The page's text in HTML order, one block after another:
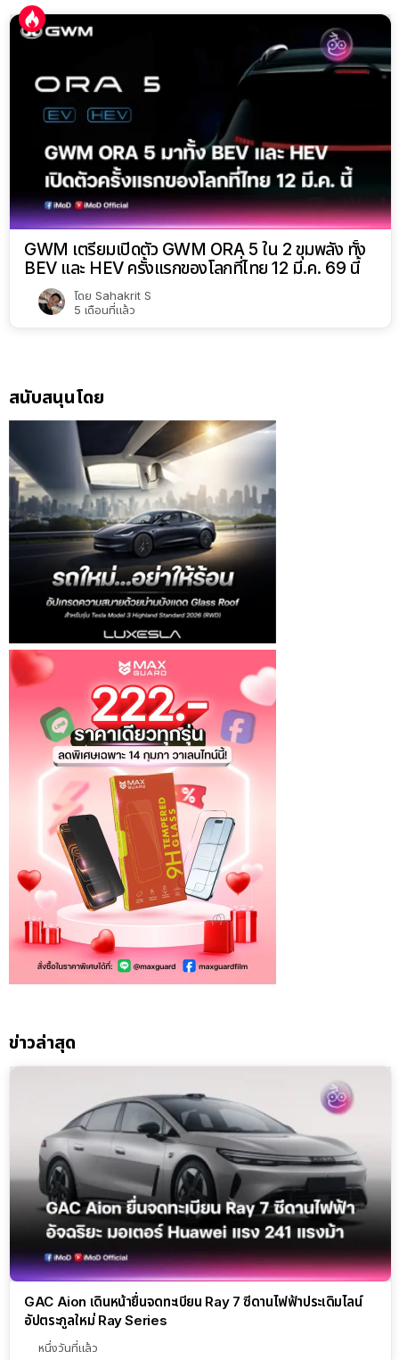
GWM เตรียมเปิดตัว GWM ORA 5 ใน 2 ขุมพลัง ทั้ง
BEV และ HEV ครั้งแรกของโลกที่ไทย 12 มี.ค. 69 นี้
โดย Sahakrit S
5 เดือนที่แล้ว
สนับสนุนโดย
ข่าวล่าสุด
GAC Aion เดินหน้ายื่นจดทะเบียน Ray 7 ซีดานไฟฟ้าประเดิมไลน์
อัปตระกูลใหม่ Ray Series
หนึ่งวันที่แล้ว